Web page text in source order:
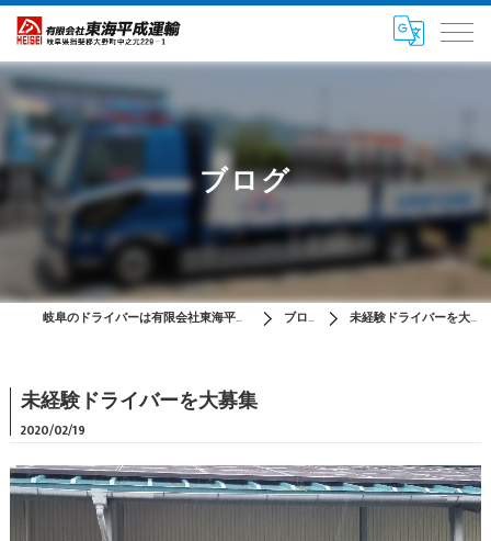
ブログ
岐阜のドライバーは有限会社東海平成運輸 ブログ 未経験ドライバーを大募集
未経験ドライバーを大募集
2020/02/19